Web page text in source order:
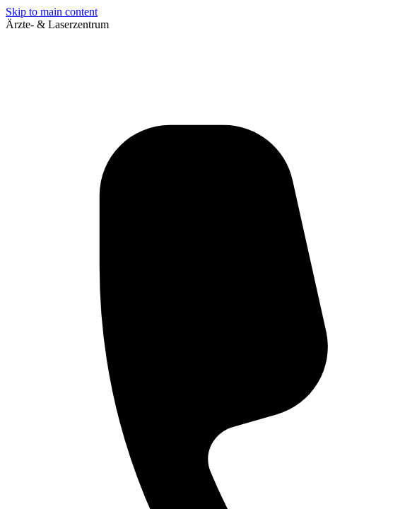
Skip to main content
Ärzte- & Laserzentrum